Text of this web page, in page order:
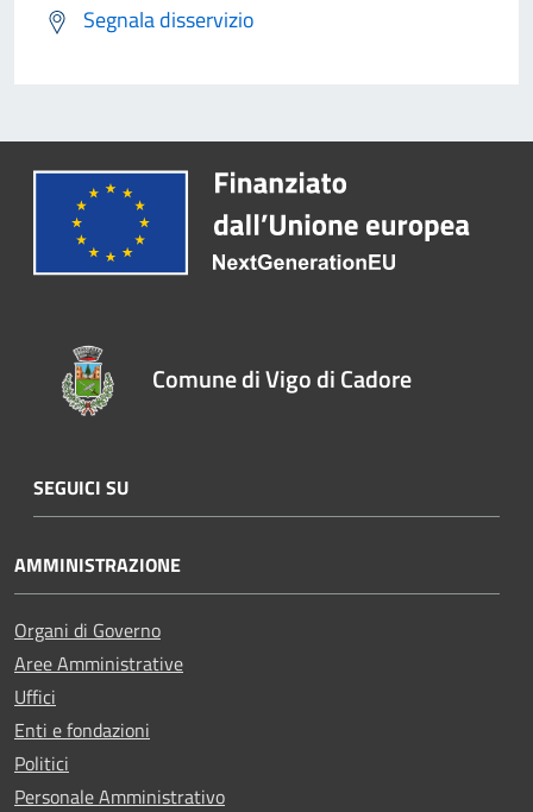
Segnala disservizio
Comune di Vigo di Cadore
SEGUICI SU
AMMINISTRAZIONE
Organi di Governo
Aree Amministrative
Uffici
Enti e fondazioni
Politici
Personale Amministrativo